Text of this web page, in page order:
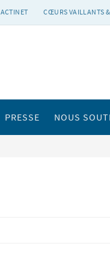
ACTINET CŒURS VAILLANTS
PRESSE NOUS